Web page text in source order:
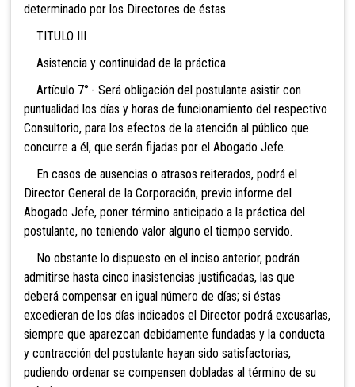
determinado por los Directores de éstas.
TITULO III
Asistencia y continuidad de la práctica
Artículo 7°.- Será obligación del postulante asistir con
puntualidad los días y horas de funcionamiento del respectivo
Consultorio, para los efectos de la atención al público que
concurre a él, que serán fijadas por el Abogado Jefe.
En casos de ausencias o atrasos reiterados, podrá el
Director General de la Corporación, previo informe del
Abogado Jefe, poner término anticipado a la práctica del
postulante, no teniendo valor alguno el tiempo servido.
No obstante lo dispuesto en el inciso anterior, podrán
admitirse hasta cinco inasistencias justificadas, las que
deberá compensar en igual número de días; si éstas
excedieran de los días indicados el Director podrá excusarlas,
siempre que aparezcan debidamente fundadas y la conducta
y contracción del postulante hayan sido satisfactorias,
pudiendo ordenar se compensen dobladas al término de su